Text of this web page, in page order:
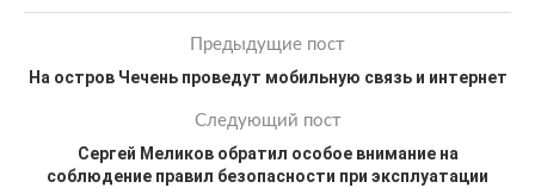
Предыдущие пост
На остров Чечень проведут мобильную связь и интернет
Следующий пост
Сергей Меликов обратил особое внимание на
соблюдение правил безопасности при эксплуатации